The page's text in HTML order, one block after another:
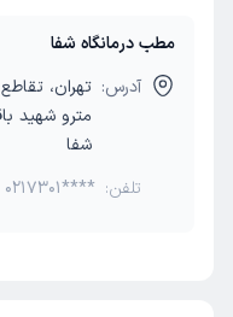
مطب درمانگاه شفا
آدرس: تهران،
مترو شهید
شفا
تلفن: 0217301****